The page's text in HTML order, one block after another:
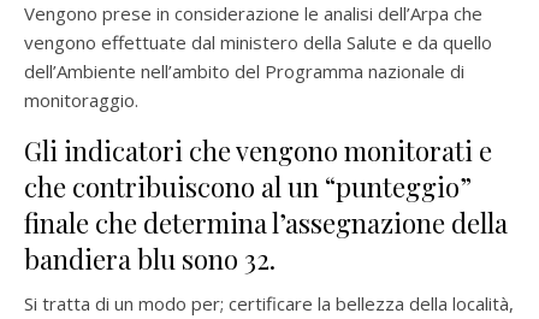
Vengono prese in considerazione le analisi dell’Arpa che
vengono effettuate dal ministero della Salute e da quello
dell’Ambiente nell’ambito del Programma nazionale di
monitoraggio.
Gli indicatori che vengono monitorati e
che contribuiscono al un “punteggio”
finale che determina l’assegnazione della
bandiera blu sono 32.
Si tratta di un modo per; certificare la bellezza della località,